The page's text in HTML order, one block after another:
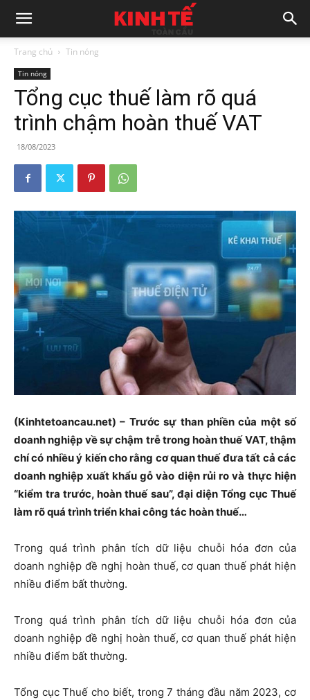
Trang chủ Tin nóng
Tin nóng
Tổng cục thuế làm rõ quá
trình chậm hoàn thuế VAT
18/08/2023
(Kinhtetoancau.net) – Trước sự than phiền của một số
doanh nghiệp về sự chậm trễ trong hoàn thuế VAT, thậm
chí có nhiều ý kiến cho rằng cơ quan thuế đưa tất cả các
doanh nghiệp xuất khẩu gỗ vào diện rủi ro và thực hiện
“kiểm tra trước, hoàn thuế sau”, đại diện Tổng cục Thuế
làm rõ quá trình triển khai công tác hoàn thuế…
Trong quá trình phân tích dữ liệu chuỗi hóa đơn của
doanh nghiệp đề nghị hoàn thuế, cơ quan thuế phát hiện
nhiều điểm bất thường.
Trong quá trình phân tích dữ liệu chuỗi hóa đơn của
doanh nghiệp đề nghị hoàn thuế, cơ quan thuế phát hiện
nhiều điểm bất thường.
Tổng cục Thuế cho biết, trong 7 tháng đầu năm 2023, cơ